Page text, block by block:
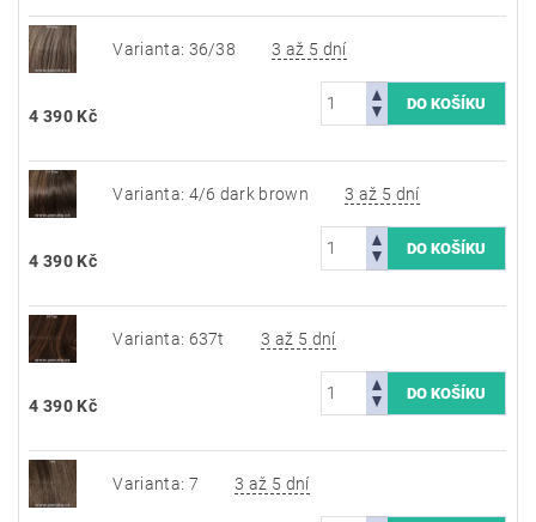
Varianta: 36/38 3 až 5 dní
4 390 Kč
Varianta: 4/6 dark brown 3 až 5 dní
4 390 Kč
Varianta: 637t 3 až 5 dní
4 390 Kč
Varianta: 7 3 až 5 dní